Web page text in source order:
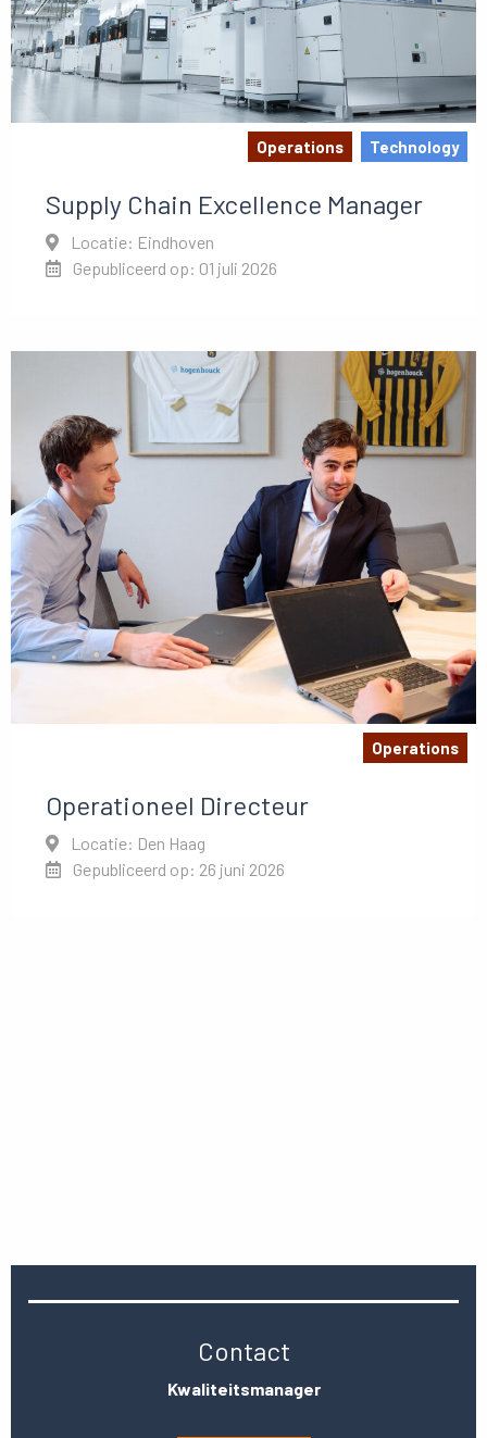
Operations Technology
Supply Chain Excellence Manager
Locatie: Eindhoven
Gepubliceerd op: 01 juli 2026
Operations
Operationeel Directeur
Locatie: Den Haag
Gepubliceerd op: 26 juni 2026
Contact
Kwaliteitsmanager